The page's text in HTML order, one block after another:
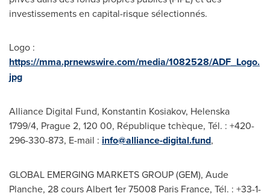
investissements en capital-risque sélectionnés.
Logo :
https://mma.prnewswire.com/media/1082528/ADF_Logo.
jpg
Alliance Digital Fund, Konstantin Kosiakov, Helenska
1799/4, Prague2, 120 00, République tchèque, Tél. : +420-
296-330-873, E-mail : info@alliance-digital.fund,
GLOBAL EMERGING MARKETS GROUP (GEM), Aude
Planche, 28 cours Albert 1er 75008 Paris France, Tél. : +33-1-